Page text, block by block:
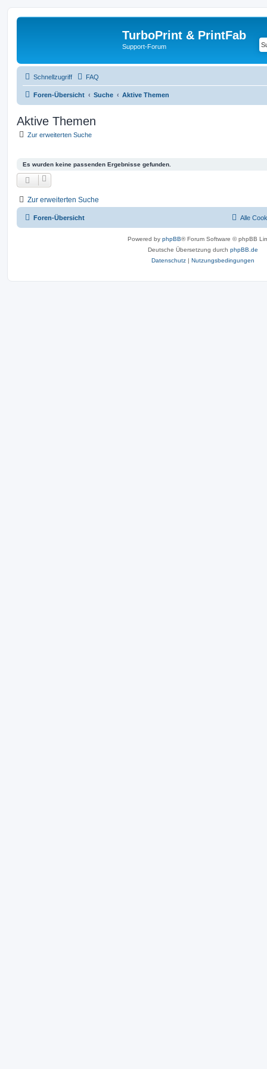
TurboPrint & PrintFab
Support-Forum
Schnellzugriff FAQ
Foren-Übersicht Suche Aktive Themen
Aktive Themen
Zur erweiterten Suche
Es wurden keine passenden Ergebnisse gefunden.
Zur erweiterten Suche
Foren-Übersicht Alle
Powered by phpBB® Forum Software © phpBB
Deutsche Übersetzung durch phpBB.de
Datenschutz | Nutzungsbedingungen